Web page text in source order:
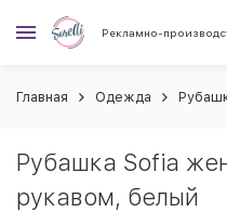
Рекламно-
Главная Одежда
Рубашка Sofia
рукавом, белый